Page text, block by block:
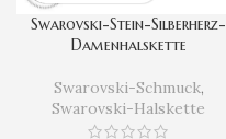
Swarovski-Stein-Silberherz-
Damenhalskette
Swarovski-Schmuck,
Swarovski-Halskette